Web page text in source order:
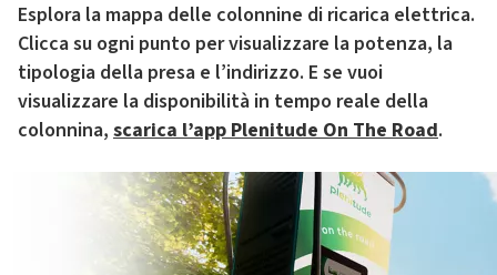
Esplora la mappa delle colonnine di ricarica elettrica.
Clicca su ogni punto per visualizzare la potenza, la
tipologia della presa e l’indirizzo. E se vuoi
visualizzare la disponibilità in tempo reale della
colonnina, scarica l’app Plenitude On The Road.